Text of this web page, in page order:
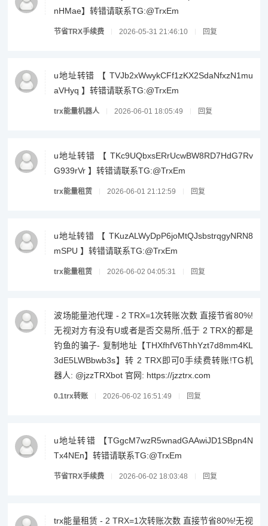
nHMae】转错请联系TG:@TrxEm
节省TRX手续费 2026-05-31 21:46:10 回复
u地址转错 【 TVJb2xWwykCFf1zKX2SdaNfxzN1mu
aVHyq 】转错请联系TG:@TrxEm
trx能量机器人 2026-06-01 18:05:49 回复
u地址转错 【 TKc9UQbxsERrUcwBW8RD7HdG7Rv
G939rVr 】转错请联系TG:@TrxEm
trx能量租赁 2026-06-01 21:12:59 回复
u地址转错 【 TKuzALWyDpP6joMtQJsbstrqgyNRN8
mSPU 】转错请联系TG:@TrxEm
trx能量租赁 2026-06-02 04:05:31 回复
波场能量池代理 - 2 TRX=1次转账次数 直接节省80%!
无视对方有没有U或者是否交易所,低于 2 TRX的都是
钓鱼的骗子- 复制地址【THXfhfV6ThhYzt7d8mm4KL
3dE5LWBbwb3s】转 2 TRX即可0手续费转账!TG机
器人: @jzzTRXbot 官网: https://jzztrx.com
0.1trx转账 2026-06-02 16:51:49 回复
u地址转错 【TGgcM7wzR5wnadGAAwiJD1SBpn4N
Tx4NEn】转错请联系TG:@TrxEm
节省TRX手续费 2026-06-02 18:03:48 回复
trx能量租赁 - 2 TRX=1次转账次数 直接节省80%!无视